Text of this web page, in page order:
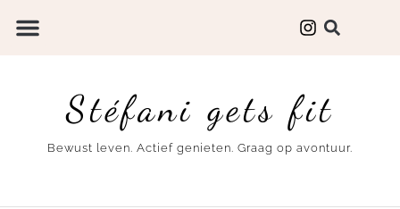
Stéfani gets fit
Bewust leven. Actief genieten. Graag op avontuur.